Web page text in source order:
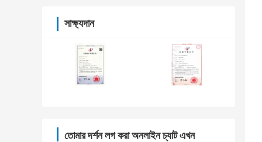
সাক্ষ্যদান
তোমার দর্শন লগ করা অনলাইন চ্যাট এখন